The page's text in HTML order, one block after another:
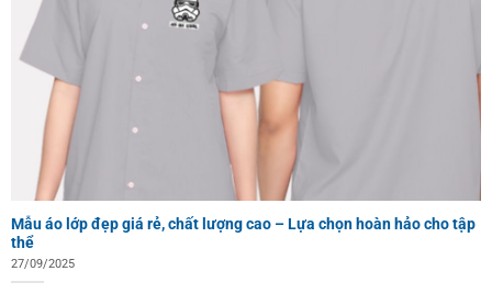
Mẫu áo lớp đẹp giá rẻ, chất lượng cao – Lựa chọn hoàn hảo cho tập
thể
27/09/2025